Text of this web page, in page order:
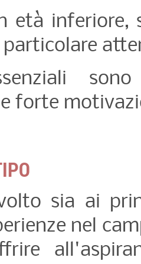
età inferiore,
e forte
sia ai
nel